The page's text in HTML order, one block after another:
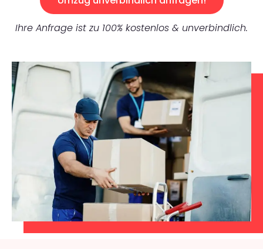
Ihre Anfrage ist zu 100% kostenlos & unverbindlich.